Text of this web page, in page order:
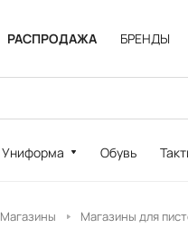
РАСПРОДАЖА БРЕНДЫ
Униформа Обувь
Магазины Магазины для